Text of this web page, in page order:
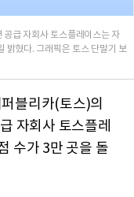
공급 자회사 토스플레이스는 자
밝혔다. 그래픽은 토스 단말기 보
블리카(토스)의
자회사 토스플레
수가 3만 곳을 돌